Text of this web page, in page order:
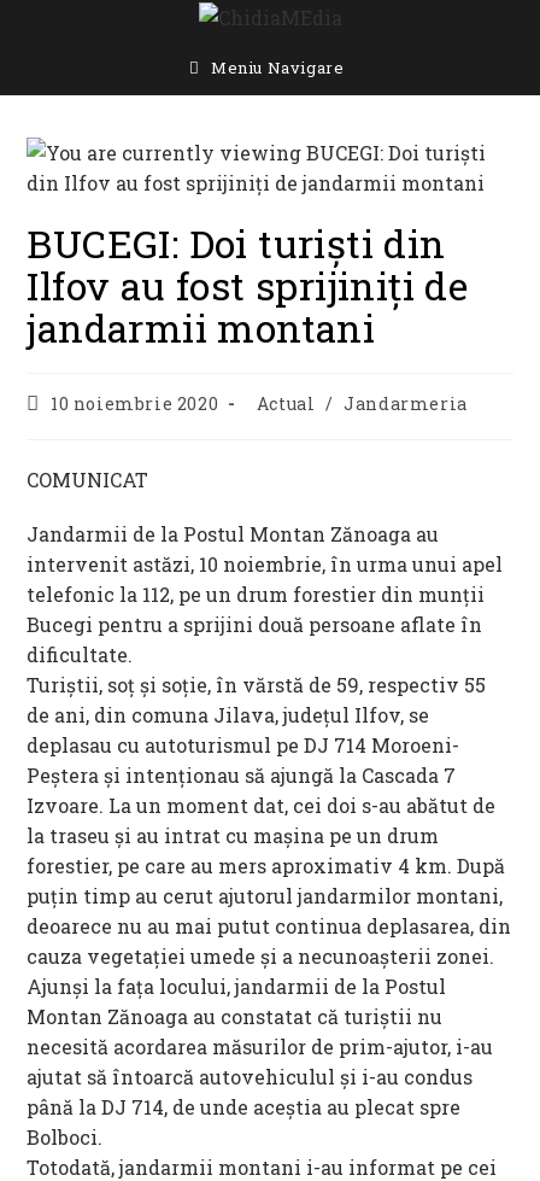
Meniu Navigare
BUCEGI: Doi turiști din
Ilfov au fost sprijiniți de
jandarmii montani
Post10 noiembrie 2020
Post
Actual / Jandarmeria
COMUNICAT
Jandarmii de la Postul Montan Zănoaga au
intervenit astăzi, 10 noiembrie, în urma unui apel
telefonic la 112, pe un drum forestier din munții
Bucegi pentru a sprijini două persoane aflate în
dificultate.
Turiștii, soț și soție, în vărstă de 59, respectiv 55
de ani, din comuna Jilava, județul Ilfov, se
deplasau cu autoturismul pe DJ 714 Moroeni-
Peștera și intenționau să ajungă la Cascada 7
Izvoare. La un moment dat, cei doi s-au abătut de
la traseu și au intrat cu mașina pe un drum
forestier, pe care au mers aproximativ 4 km. După
puțin timp au cerut ajutorul jandarmilor montani,
deoarece nu au mai putut continua deplasarea, din
cauza vegetației umede și a necunoașterii zonei.
Ajunşi la faţa locului, jandarmii de la Postul
Montan Zănoaga au constatat că turiștii nu
necesită acordarea măsurilor de prim-ajutor, i-au
ajutat să întoarcă autovehiculul și i-au condus
până la DJ 714, de unde aceștia au plecat spre
Bolboci.
Totodată, jandarmii montani i-au informat pe cei